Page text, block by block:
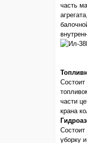
часть
части
крана
уборку